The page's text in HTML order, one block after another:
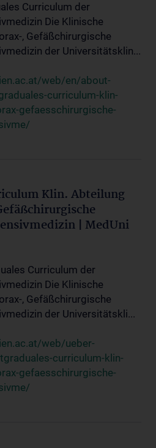
Curriculum der
Die Klinische
, Gefäßchirurgische
der Universitätsklin...
web/en/about-
curriculum-klin-
gefaesschirurgische-
Klin. Abteilung
| MedUni
Curriculum der
Die Klinische
, Gefäßchirurgische
der Universitätskli...
web/ueber-
curriculum-klin-
gefaesschirurgische-